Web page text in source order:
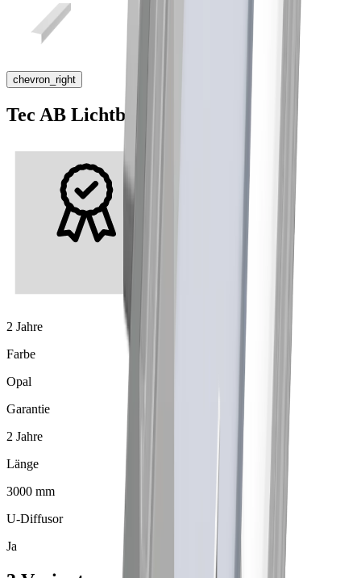
chevron_right
Tec AB Lichtblende
2 Jahre
Farbe
Opal
Garantie
2 Jahre
Länge
3000 mm
U-Diffusor
Ja